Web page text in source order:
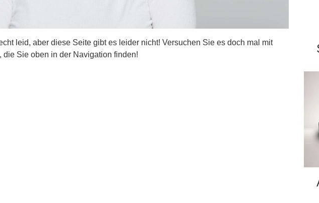
leid, aber diese Seite gibt es leider nicht! Versuchen Sie es doch mal mit
die Sie oben in der Navigation finden!